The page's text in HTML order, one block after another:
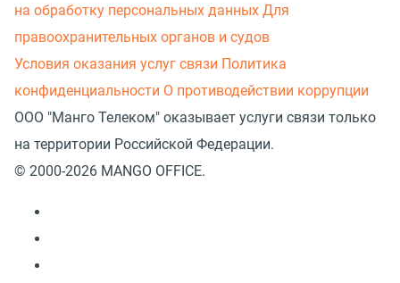
на обработку персональных данных Для
правоохранительных органов и судов
Условия оказания услуг связи Политика
конфиденциальности О противодействии коррупции
ООО "Манго Телеком" оказывает услуги связи только
на территории Российской Федерации.
© 2000-2026 MANGO OFFICE.